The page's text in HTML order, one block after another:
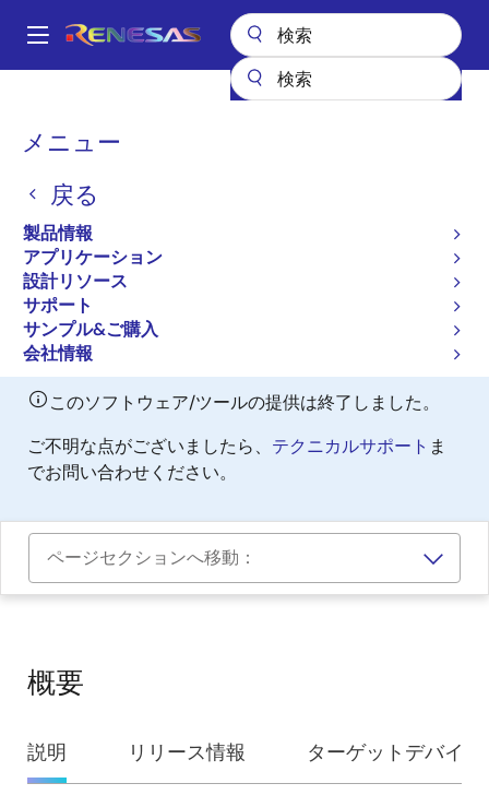
ン
Main
メニュー
戻る
製品情報
アプリケーション
設計リソース
サポート
サンプル&ご購入
会社情報
パ
く
ず
4500シリーズ用アブソリ
ュートアセンブラ[ASM45]
（保守製品）
Discontinued
コンパイラ/アセンブラ
このソフトウェア/ツールの提供は終了しました。
ご不明な点がございましたら、 テクニカルサポート ま
でお問い合わせください。
ページセクションへ移動：
概要
概
要
説明 リリース情報 ターゲットデバイス